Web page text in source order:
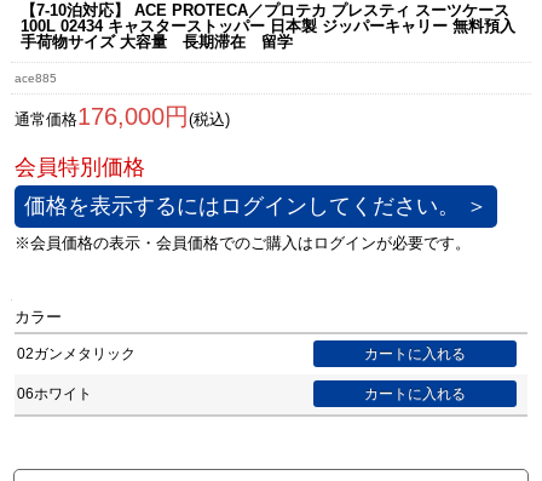
【7-10泊対応】 ACE PROTECA／プロテカ プレスティ スーツケース
100L 02434 キャスターストッパー 日本製 ジッパーキャリー 無料預入
手荷物サイズ 大容量 長期滞在 留学
ace885
通常価格176,000円 (税込)
価格を表示するにはログインしてください。 ＞
カラー
02ガンメタリック
06ホワイト